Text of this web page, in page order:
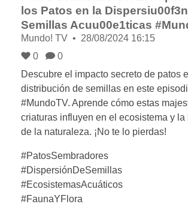
los Patos en la
Semillas Acuu00e1ticas
Mundo! TV
28/08/2024 16:15
0
0
Descubre el impacto secreto de patos
distribución de semillas en este
#MundoTV. Aprende cómo estas
criaturas influyen en el ecosistema y la
de la naturaleza. ¡No te lo pierdas!
#PatosSembradores
#DispersiónDeSemillas
#EcosistemasAcuáticos
#FaunaYFlora